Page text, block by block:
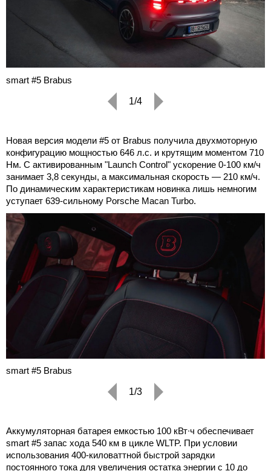
smart #5 Brabus
1/4
Новая версия модели #5 от Brabus получила двухмоторную
конфигурацию мощностью 646 л.с. и крутящим моментом 710
Нм. С активированным "Launch Control" ускорение 0-100 км/ч
занимает 3,8 секунды, а максимальная скорость — 210 км/ч.
По динамическим характеристикам новинка лишь немногим
уступает 639-сильному Porsche Macan Turbo.
smart #5 Brabus
1/3
Аккумуляторная батарея емкостью 100 кВт∙ч обеспечивает
smart #5 запас хода 540 км в цикле WLTP. При условии
использования 400-киловаттной быстрой зарядки
постоянного тока для увеличения остатка энергии с 10 до